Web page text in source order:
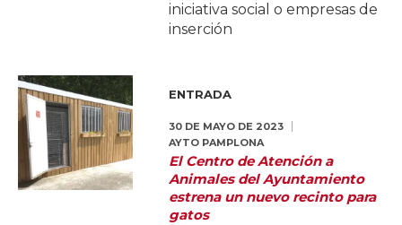
iniciativa social o empresas de
inserción
ENTRADA
30 DE MAYO DE 2023
AYTO PAMPLONA
El Centro de Atención a
Animales del Ayuntamiento
estrena un nuevo recinto para
gatos